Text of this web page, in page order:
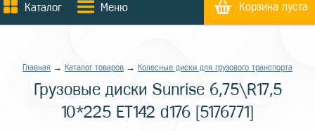
Каталог Меню Корзина пуста
Главная → Каталог товаров → Колесные диски для грузового транспорта
Грузовые диски Sunrise 6,75\R17,5
10*225 ET142 d176 [5176771]